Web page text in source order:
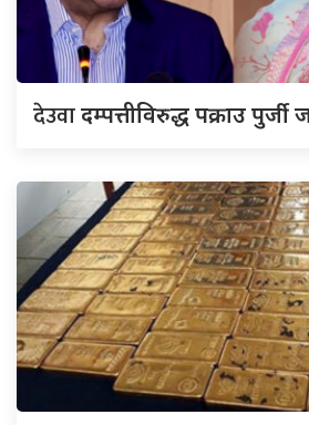
देउवादम्पत्तीविरुद्ध पक्राउ पुर्जी